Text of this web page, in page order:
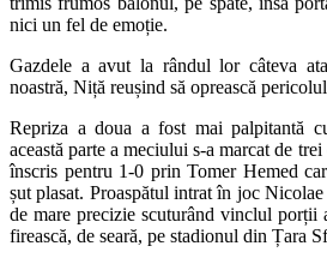
nici un fel de emoție.
Gazdele a avut la rândul lor câteva
noastră, Niță reușind să oprească
Repriza a doua a fost mai palpitantă
această parte a meciului s-a marcat de
înscris pentru 1-0 prin Tomer Hemed
șut plasat. Proaspătul intrat în joc
de mare precizie scuturând vinclul porții
firească, de seară, pe stadionul din Țara